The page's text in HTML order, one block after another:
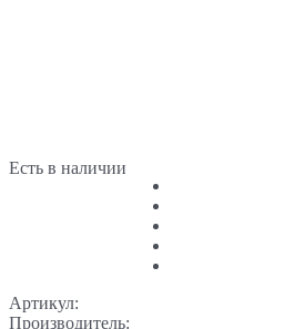
Есть в наличии
Артикул:
Производитель: